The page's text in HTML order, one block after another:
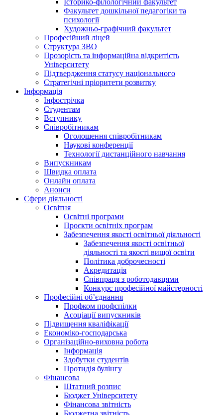
Історико-філологічний факультет
Факультет дошкільної педагогіки та
психології
Художньо-графічний факультет
Професійний ліцей
Структура ЗВО
Прозорість та інформаційна відкритість
Університету
Підтвердження статусу національного
Стратегічні пріоритети розвитку
Інформація
Інфострічка
Студентам
Вступнику
Співробітникам
Оголошення співробітникам
Наукові конференції
Технології дистанційного навчання
Випускникам
Швидка оплата
Онлайн оплата
Анонси
Сфери діяльності
Освітня
Освітні програми
Проєкти освітніх програм
Забезпечення якості освітньої діяльності
Забезпечення якості освітньої
діяльності та якості вищої освіти
Політика доброчесності
Акредитація
Співпраця з роботодавцями
Конкурс професійної майстерності
Професійні об’єднання
Профком профспілки
Асоціації випускників
Підвищення кваліфікації
Економіко-господарська
Організаційно-виховна робота
Інформація
Здобутки студентів
Протидія булінгу
Фінансова
Штатний розпис
Бюджет Університету
Фінансова звітність
Бюджетна звітність